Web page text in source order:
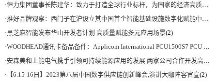
·恒力集团董事长陈建华：致力于打造全球行业标杆，为国家的经济高质量发展贡献更大力量|上海电气集团党委书记、董事长吴磊来访
·推好品牌观察：西门子在沪设立其中国首个智能基础设施数字化赋能中心
·黑芝麻智能发布华山开发者计划 高质量赋能多元应用场景(2)
·WOODHEAD通讯卡备品备件：Applicom International PCU1500S7 PCU 1500 S7 V4.5.0
·安森美和上能电气携手引领可持续能源应用的发展 两家公司合作开发高性能储能和太阳能组串式逆变器方案 以实现可持续的未来
· 【6.15-16日】2023第八届中国数字供应链创新峰会,演讲大咖阵容官宣(2)